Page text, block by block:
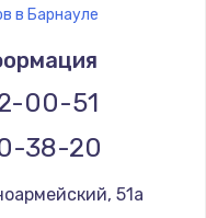
колец
в Барнауле
00-51
38-20
51а